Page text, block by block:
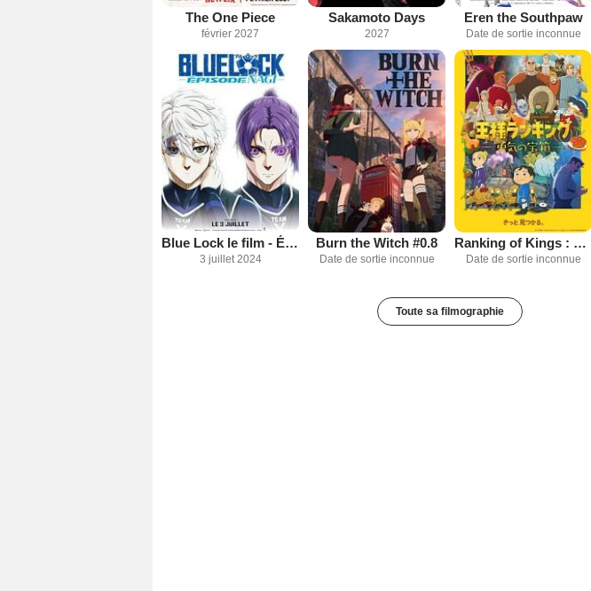
The One Piece
février 2027
Sakamoto Days
2027
Eren the Southpaw
Date de sortie inconnue
Blue Lock le film - Épisode Nagi -
3 juillet 2024
Burn the Witch #0.8
Date de sortie inconnue
Ranking of Kings : Le Trésor du Courage
Date de sortie inconnue
Toute sa filmographie